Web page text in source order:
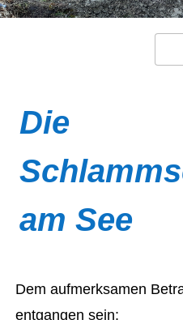
Die
am See
Dem aufmerksamen
entgangen sein: